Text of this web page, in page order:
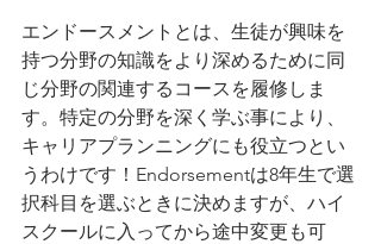
エンドースメントとは、生徒が興味を
持つ分野の知識をより深めるために同
じ分野の関連するコースを履修しま
す。特定の分野を深く学ぶ事により、
キャリアプランニングにも役立つとい
うわけです！Endorsementは8年生で選
択科目を選ぶときに決めますが、ハイ
スクールに入ってから途中変更も可